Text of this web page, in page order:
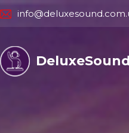
DeluxeSound